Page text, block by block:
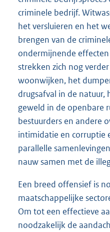
criminele bedrijf.
het versluieren en het
brengen van de
ondermijnende
strekken zich nog
woonwijken, het
drugsafval in de natuur,
geweld in de openbare
bestuurders en andere
intimidatie en corruptie
parallelle
nauw samen met de
Een breed offensief is
maatschappelijke
Om tot een effectieve
noodzakelijk de